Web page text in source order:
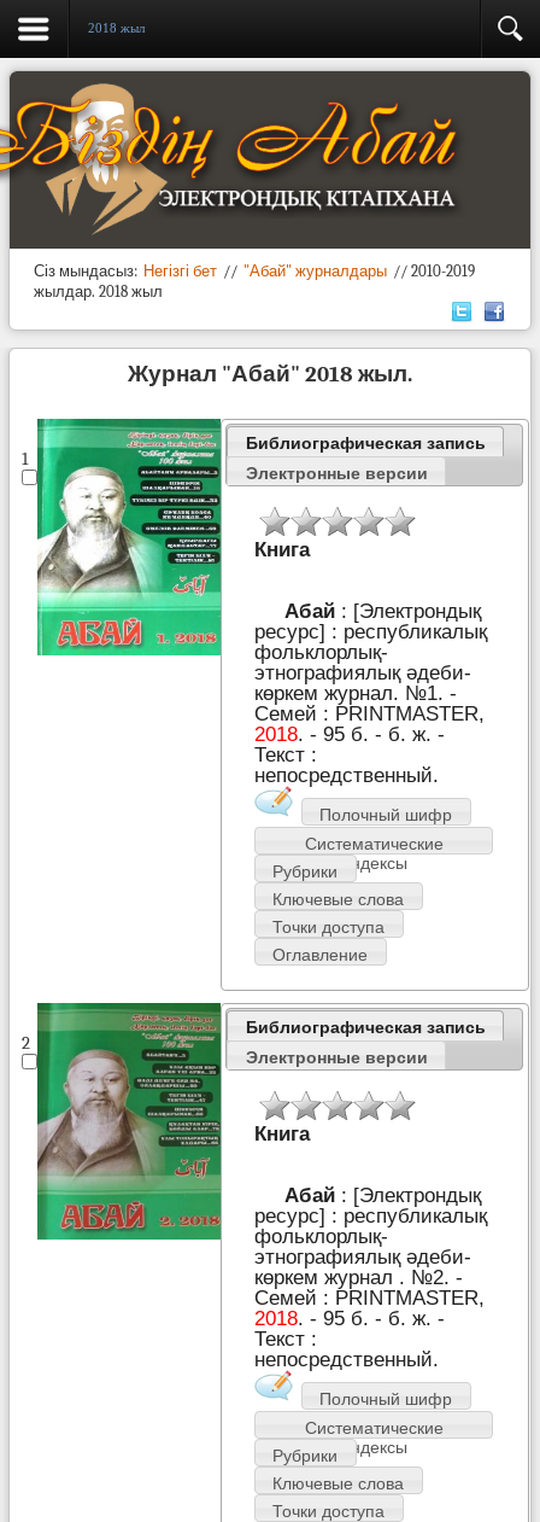
2018 жыл
Сіз мындасыз: Негізгі бет // "Абай" журналдары // 2010-2019
жылдар. 2018 жыл
Журнал "Абай" 2018 жыл.
1
Библиографическая запись
Электронные версии
Книга
Абай : [Электрондық
ресурс] : республикалық
фольклорлық-
этнографиялық әдеби-
көркем журнал. №1. -
Семей : PRІNTMASTER,
2018. - 95 б. - б. ж. -
Текст :
непосредственный.
Полочный шифр
Систематические
индексы
Рубрики
Ключевые слова
Точки доступа
Оглавление
2
Библиографическая запись
Электронные версии
Книга
Абай : [Электрондық
ресурс] : республикалық
фольклорлық-
этнографиялық әдеби-
көркем журнал . №2. -
Семей : PRІNTMASTER,
2018. - 95 б. - б. ж. -
Текст :
непосредственный.
Полочный шифр
Систематические
индексы
Рубрики
Ключевые слова
Точки доступа